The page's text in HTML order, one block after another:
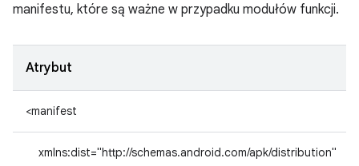
manifestu, które są ważne w przypadku modułów funkcji.
Atrybut
<manifest
xmlns:dist="http://schemas.android.com/apk/distribution"